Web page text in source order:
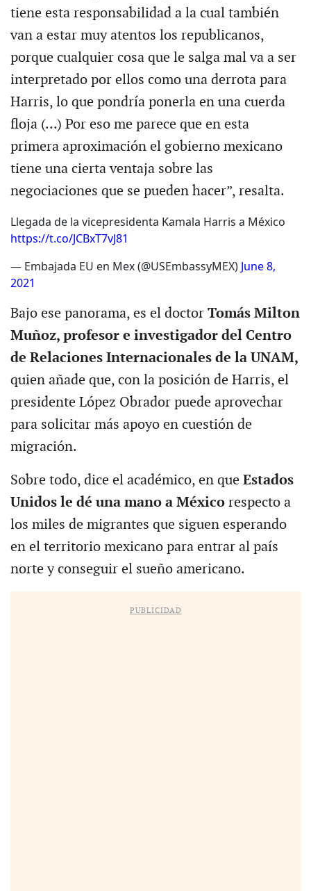
tiene esta responsabilidad a la cual también
van a estar muy atentos los republicanos,
porque cualquier cosa que le salga mal va a ser
interpretado por ellos como una derrota para
Harris, lo que pondría ponerla en una cuerda
floja (…) Por eso me parece que en esta
primera aproximación el gobierno mexicano
tiene una cierta ventaja sobre las
negociaciones que se pueden hacer”, resalta.
Llegada de la vicepresidenta Kamala Harris a México
https://t.co/JCBxT7vJ81
— Embajada EU en Mex (@USEmbassyMEX) June 8,
2021
Bajo ese panorama, es el doctor Tomás Milton
Muñoz, profesor e investigador del Centro
de Relaciones Internacionales de la UNAM,
quien añade que, con la posición de Harris, el
presidente López Obrador puede aprovechar
para solicitar más apoyo en cuestión de
migración.
Sobre todo, dice el académico, en que Estados
Unidos le dé una mano a México respecto a
los miles de migrantes que siguen esperando
en el territorio mexicano para entrar al país
norte y conseguir el sueño americano.
PUBLICIDAD